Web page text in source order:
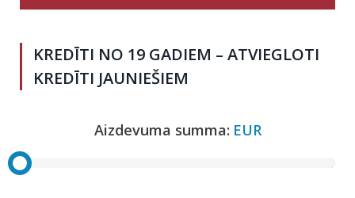
KREDĪTI NO 19 GADIEM – ATVIEGLOTI
KREDĪTI JAUNIEŠIEM
Aizdevuma summa: EUR